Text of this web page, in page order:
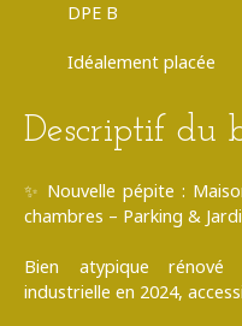
DPE B
Idéalement placée
Descriptif du
✨ Nouvelle pépite :
chambres – Parking &
Bien atypique rénové
industrielle en 2024,